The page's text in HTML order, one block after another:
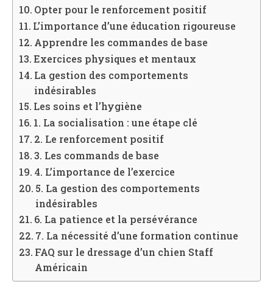
Opter pour le renforcement positif
L’importance d’une éducation rigoureuse
Apprendre les commandes de base
Exercices physiques et mentaux
La gestion des comportements
indésirables
Les soins et l’hygiène
1. La socialisation : une étape clé
2. Le renforcement positif
3. Les commands de base
4. L’importance de l’exercice
5. La gestion des comportements
indésirables
6. La patience et la persévérance
7. La nécessité d’une formation continue
FAQ sur le dressage d’un chien Staff
Américain